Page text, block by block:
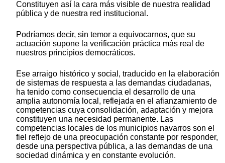
Constituyen así la cara más visible de nuestra realidad
pública y de nuestra red institucional.
Podríamos decir, sin temor a equivocarnos, que su
actuación supone la verificación práctica más real de
nuestros principios democráticos.
Ese arraigo histórico y social, traducido en la elaboración
de sistemas de respuesta a las demandas ciudadanas,
ha tenido como consecuencia el desarrollo de una
amplia autonomía local, reflejada en el afianzamiento de
competencias cuya consolidación, adaptación y mejora
constituyen una necesidad permanente. Las
competencias locales de los municipios navarros son el
fiel reflejo de una preocupación constante por responder,
desde una perspectiva pública, a las demandas de una
sociedad dinámica y en constante evolución.